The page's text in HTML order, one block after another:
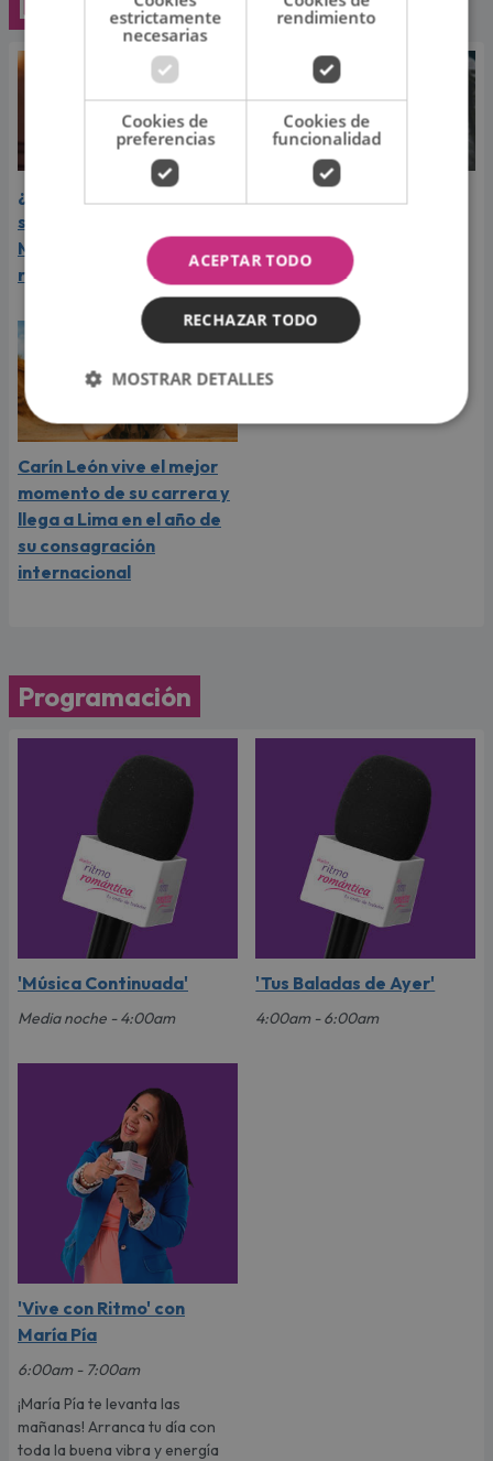
Lo último
¿Greeicy espera a su
segundo hijo? Video de
Mike Bahía desata
rumores
favorito y sorprendió a
sus seguidores
Carín León vive el mejor
momento de su carrera y
llega a Lima en el año de
su consagración
internacional
Programación
'Música Continuada'
Media noche - 4:00am
'Tus Baladas de Ayer'
4:00am - 6:00am
'Vive con Ritmo' con
María Pía
6:00am - 7:00am
¡María Pía te levanta las
mañanas! Arranca tu día con
toda la buena vibra y energía
estrictamente
necesarias
rendimiento
Cookies de
preferencias
Cookies de
funcionalidad
ACEPTAR TODO
RECHAZAR TODO
MOSTRAR DETALLES